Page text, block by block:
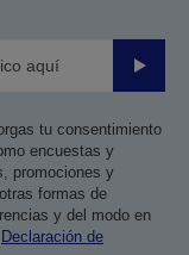
Enviar
tu consentimiento
encuestas y
promociones y
formas de
y del modo en
Declaración de